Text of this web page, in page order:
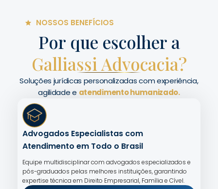
NOSSOS BENEFÍCIOS
Por que escolher a
Galliassi Advocacia?
Soluções jurídicas personalizadas com experiência,
agilidade e atendimento humanizado.
Advogados Especialistas com
Atendimento em Todo o Brasil
Equipe multidisciplinar com advogados especializados e
pós-graduados pelas melhores instituições, garantindo
expertise técnica em Direito Empresarial, Família e Cível.